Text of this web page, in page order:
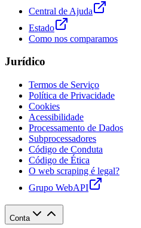
Central de Ajuda
Estado
Como nos comparamos
Jurídico
Termos de Serviço
Política de Privacidade
Cookies
Acessibilidade
Processamento de Dados
Subprocessadores
Código de Conduta
Código de Ética
O web scraping é legal?
Grupo WebAPI
Conta